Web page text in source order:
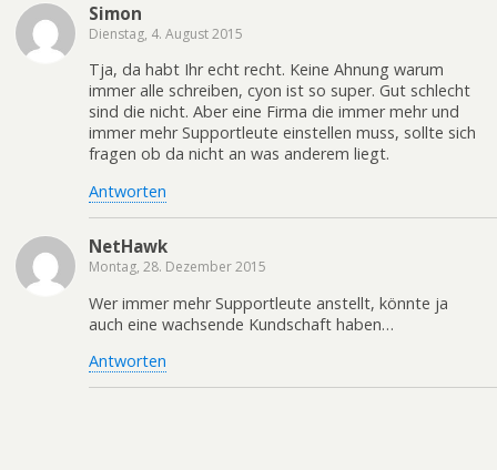
Simon
Dienstag, 4. August 2015
Tja, da habt Ihr echt recht. Keine Ahnung warum
immer alle schreiben, cyon ist so super. Gut schlecht
sind die nicht. Aber eine Firma die immer mehr und
immer mehr Supportleute einstellen muss, sollte sich
fragen ob da nicht an was anderem liegt.
Antworten
NetHawk
Montag, 28. Dezember 2015
Wer immer mehr Supportleute anstellt, könnte ja
auch eine wachsende Kundschaft haben…
Antworten